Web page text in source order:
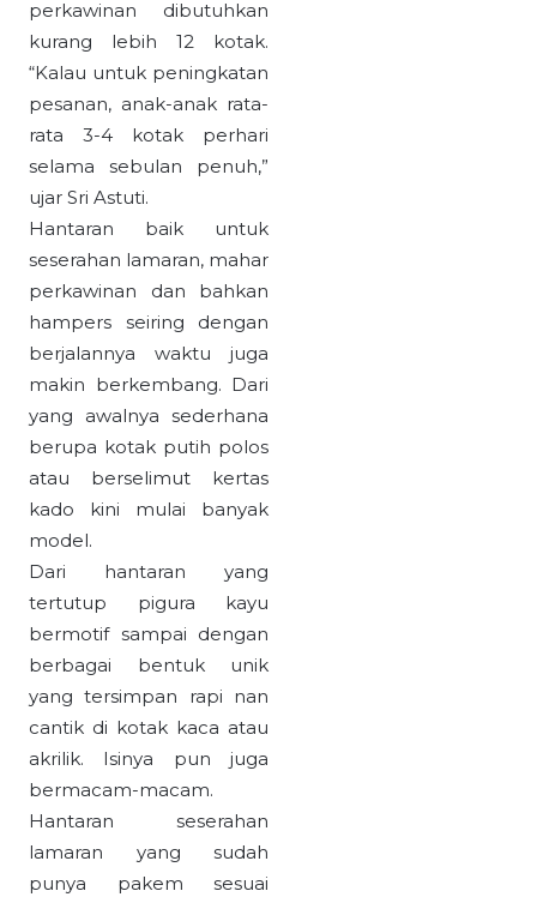
perkawinan dibutuhkan
kurang lebih 12 kotak.
“Kalau untuk peningkatan
pesanan, anak-anak rata-
rata 3-4 kotak perhari
selama sebulan penuh,”
ujar Sri Astuti.
Hantaran baik untuk
seserahan lamaran, mahar
perkawinan dan bahkan
hampers seiring dengan
berjalannya waktu juga
makin berkembang. Dari
yang awalnya sederhana
berupa kotak putih polos
atau berselimut kertas
kado kini mulai banyak
model.
Dari hantaran yang
tertutup pigura kayu
bermotif sampai dengan
berbagai bentuk unik
yang tersimpan rapi nan
cantik di kotak kaca atau
akrilik. Isinya pun juga
bermacam-macam.
Hantaran seserahan
lamaran yang sudah
punya pakem sesuai